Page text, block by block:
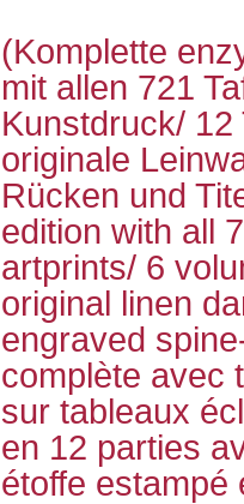
(Komplette
mit allen 721
Kunstdruck/ 12
originale
Rücken und
edition with all
artprints/ 6
original linen
engraved
complète avec
sur tableaux
en 12 parties
étoffe estampé